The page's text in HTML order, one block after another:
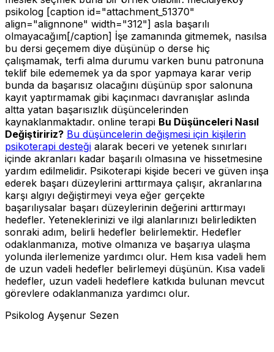
psikolog [caption id="attachment_51370"
align="alignnone" width="312"] asla başarılı
olmayacağım[/caption] İşe zamanında gitmemek, nasılsa
bu dersi geçemem diye düşünüp o derse hiç
çalışmamak, terfi alma durumu varken bunu patronuna
teklif bile edememek ya da spor yapmaya karar verip
bunda da başarısız olacağını düşünüp spor salonuna
kayıt yaptırmamak gibi kaçınmacı davranışlar aslında
altta yatan başarısızlık düşüncelerinden
kaynaklanmaktadır. online terapi Bu Düşünceleri Nasıl
Değiştiririz? Bu düşüncelerin değişmesi için kişilerin
psikoterapi desteği alarak beceri ve yetenek sınırları
içinde akranları kadar başarılı olmasına ve hissetmesine
yardım edilmelidir. Psikoterapi kişide beceri ve güven inşa
ederek başarı düzeylerini arttırmaya çalışır, akranlarına
karşı algıyı değiştirmeyi veya eğer gerçekte
başarılıysalar başarı düzeylerinin değerini arttırmayı
hedefler. Yeteneklerinizi ve ilgi alanlarınızı belirledikten
sonraki adım, belirli hedefler belirlemektir. Hedefler
odaklanmanıza, motive olmanıza ve başarıya ulaşma
yolunda ilerlemenize yardımcı olur. Hem kısa vadeli hem
de uzun vadeli hedefler belirlemeyi düşünün. Kısa vadeli
hedefler, uzun vadeli hedeflere katkıda bulunan mevcut
görevlere odaklanmanıza yardımcı olur.
Psikolog Ayşenur Sezen